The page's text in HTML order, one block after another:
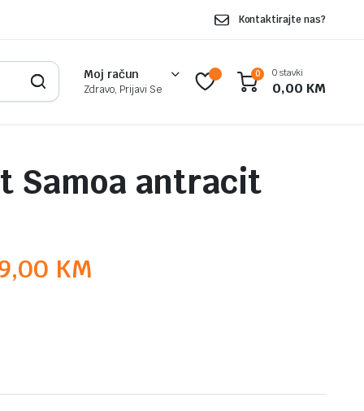
Kontaktirajte nas?
Moj račun
Zdravo, Prijavi Se
0 0 stavki
0,00 KM
Samoa antracit
KM